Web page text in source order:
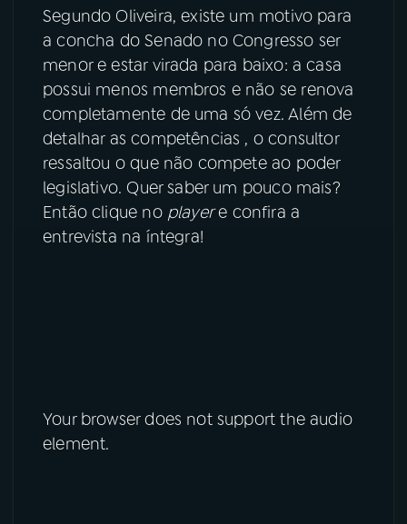
ACOMPANHE A RÁDIO NACIONAL
YouTube Facebook
Instagram X
TikTok
Segundo Oliveira, existe um motivo para
a concha do Senado no Congresso ser
menor e estar virada para baixo: a casa
possui menos membros e não se renova
completamente de uma só vez. Além de
detalhar as competências , o consultor
ressaltou o que não compete ao poder
legislativo. Quer saber um pouco mais?
Então clique noplayere confira a
entrevista na íntegra!
Your browser does not support the audio
element.